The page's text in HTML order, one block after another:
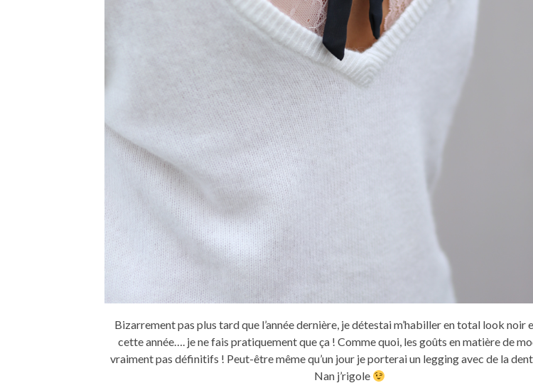
Bizarrement pas plus tard que l’année dernière, je détestai m’habiller en total look noir
cette année…. je ne fais pratiquement que ça ! Comme quoi, les goûts en matière de
vraiment pas définitifs ! Peut-être même qu’un jour je porterai un legging avec de la
Nan j’rigole